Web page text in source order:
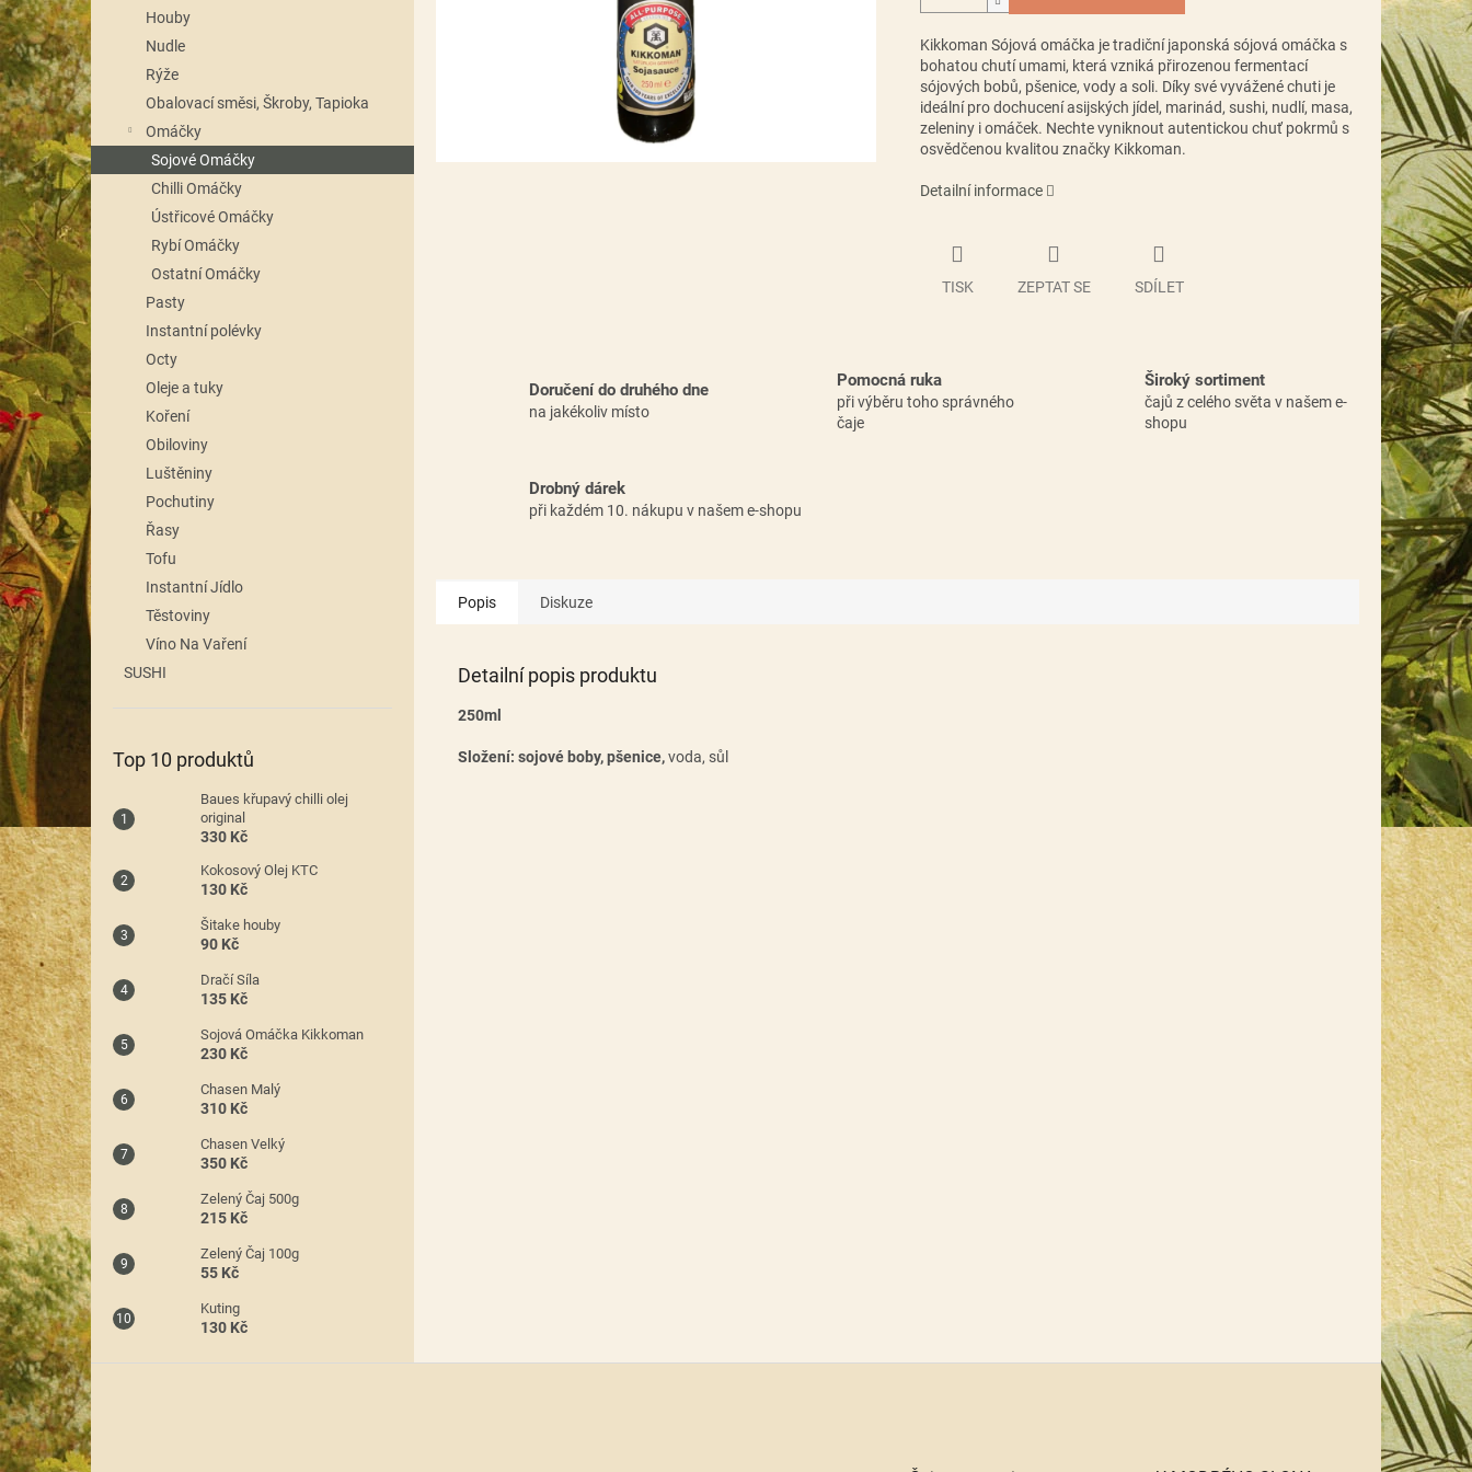
n
e
l
Houby
Nudle
Rýže
Obalovací směsi, Škroby, Tapioka
Omáčky
Sojové Omáčky
Chilli Omáčky
Ústřicové Omáčky
Rybí Omáčky
Ostatní Omáčky
Pasty
Instantní polévky
Octy
Oleje a tuky
Koření
Obiloviny
Luštěniny
Pochutiny
Řasy
Tofu
Instantní Jídlo
Těstoviny
Víno Na Vaření
SUSHI
Top 10 produktů
Baues křupavý chilli olej
original
330 Kč
Kokosový Olej KTC
130 Kč
Šitake houby
90 Kč
Dračí Síla
135 Kč
Sojová Omáčka Kikkoman
230 Kč
Chasen Malý
310 Kč
Chasen Velký
350 Kč
Zelený Čaj 500g
215 Kč
Zelený Čaj 100g
55 Kč
Kuting
130 Kč
Kikkoman Sójová omáčka je tradiční japonská sójová omáčka s
bohatou chutí umami, která vzniká přirozenou fermentací
sójových bobů, pšenice, vody a soli. Díky své vyvážené chuti je
ideální pro dochucení asijských jídel, marinád, sushi, nudlí, masa,
zeleniny i omáček. Nechte vyniknout autentickou chuť pokrmů s
osvědčenou kvalitou značky Kikkoman.
Detailní informace
TISK ZEPTAT SE SDÍLET
Doručení do druhého dne
na jakékoliv místo
Pomocná ruka
při výběru toho správného
čaje
Široký sortiment
čajů z celého světa v našem e-
shopu
Drobný dárek
při každém 10. nákupu v našem e-shopu
Popis Diskuze
Detailní popis produktu
250ml
Složení: sojové boby, pšenice,voda, sůl
Z
á
p
a